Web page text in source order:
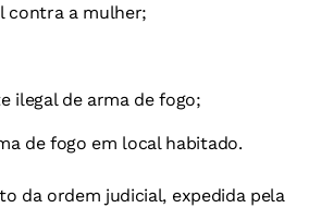
contra a mulher;
ilegal de arma de fogo;
de fogo em local habitado.
da ordem judicial, expedida pela